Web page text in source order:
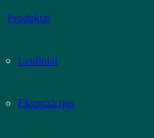
Produktai
Leidiniai
Ekspozicijos
„Šaukštas po šaukšto“ –
po